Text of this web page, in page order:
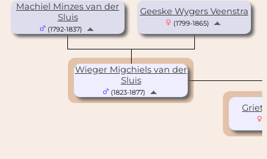
Machiel Minzes van der
Sluis
(1792-1837)
Geeske Wygers Veenstra
(1799-1865)
Wieger Migchiels van der
Sluis
(1823-1877)